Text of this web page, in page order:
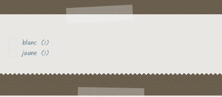
blanc (1)
jaune (1)